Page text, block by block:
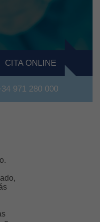
CITA ONLINE
971 280 000